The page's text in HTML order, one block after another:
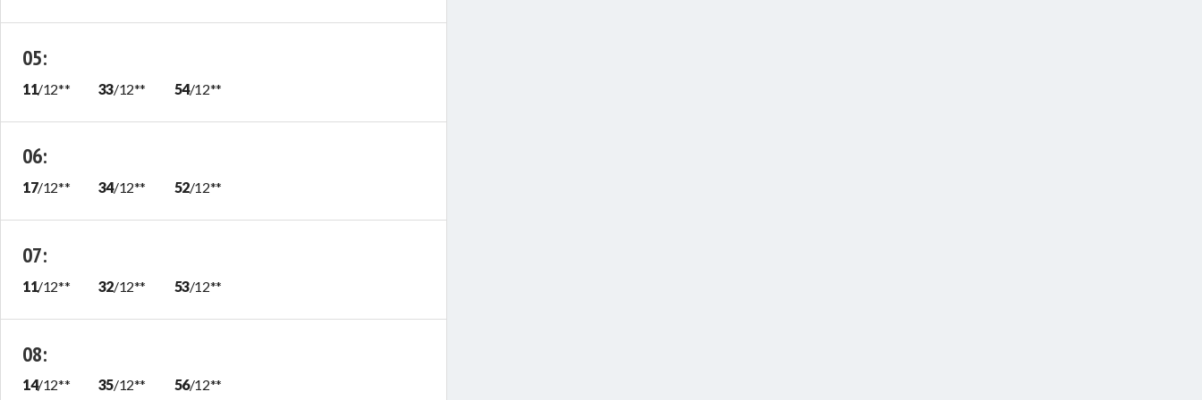
05:
11/12** 33/12** 54/12**
06:
17/12** 34/12** 52/12**
07:
11/12** 32/12** 53/12**
08:
14/12** 35/12** 56/12**